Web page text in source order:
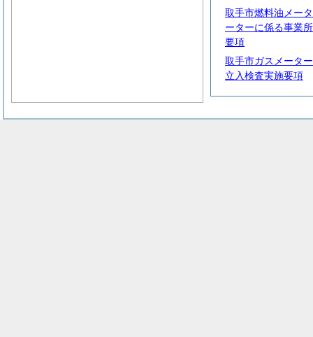
取手市燃料油メー
ーターに係る事業
要項
取手市ガスメータ
立入検査実施要項